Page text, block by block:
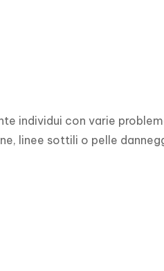
individui con varie
linee sottili o pelle